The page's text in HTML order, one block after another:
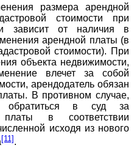
размера арендной
стоимости при
зависит от наличия в
арендной платы (в
стоимости). При
объекта недвижимости,
влечет за собой
арендодатель обязан
В противном случае,
обратиться в суд за
в соответствии
исходя из нового
[11].